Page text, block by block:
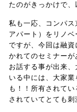
たのがきっかけで、
私も一応、コンパ
アパート）をリノ
ですが、今回は融
かれてのセミナー
お話する事が出来
いる中には、大家
も！！所有されて
されていてとても刺